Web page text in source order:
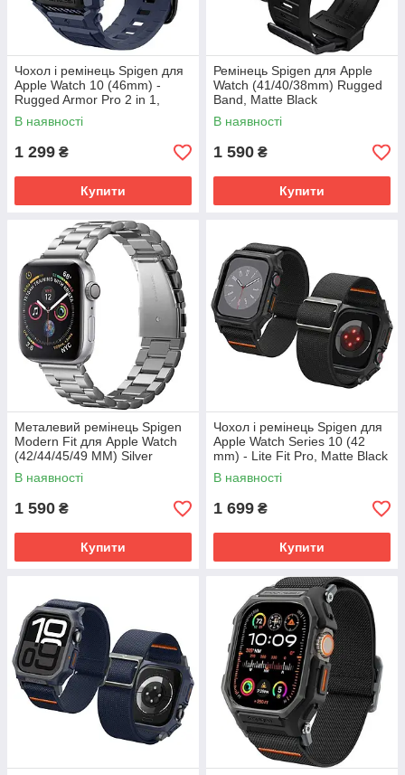
Чохол і ремінець Spigen для
Apple Watch 10 (46mm) -
Rugged Armor Pro 2 in 1,
Navy Blue (ACS08606)
В наявності
1 299 ₴
Купити
Ремінець Spigen для Apple
Watch (41/40/38mm) Rugged
Band, Matte Black
(AMP02855)
В наявності
1 590 ₴
Купити
Металевий ремінець Spigen
Modern Fit для Apple Watch
(42/44/45/49 MM) Silver
(062MP25404)
В наявності
1 590 ₴
Купити
Чохол і ремінець Spigen для
Apple Watch Series 10 (42
mm) - Lite Fit Pro, Matte Black
(ACS08594)
В наявності
1 699 ₴
Купити